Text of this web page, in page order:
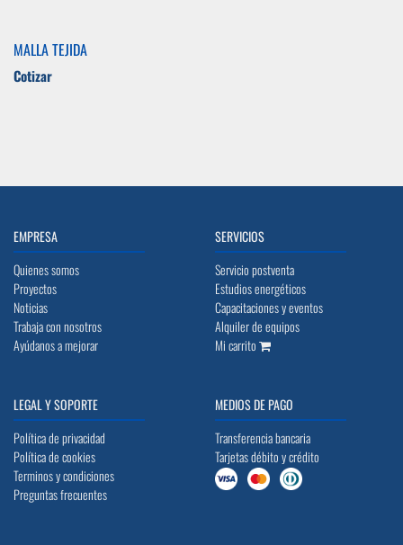
MALLA TEJIDA
Cotizar
EMPRESA
Quienes somos
Proyectos
Noticias
Trabaja con nosotros
Ayúdanos a mejorar
SERVICIOS
Servicio postventa
Estudios energéticos
Capacitaciones y eventos
Alquiler de equipos
Mi carrito
LEGAL Y SOPORTE
Política de privacidad
Política de cookies
Terminos y condiciones
Preguntas frecuentes
MEDIOS DE PAGO
Transferencia bancaria
Tarjetas débito y crédito